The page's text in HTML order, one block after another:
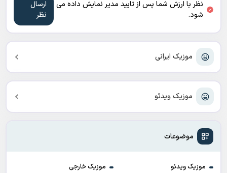
موزیک ایرانی
موزیک ویدئو
موضوعات
موزیک ویدئو
موزیک خارجی
نظر با ارزش شما پس از تایید مدیر نمایش داده می
شود.